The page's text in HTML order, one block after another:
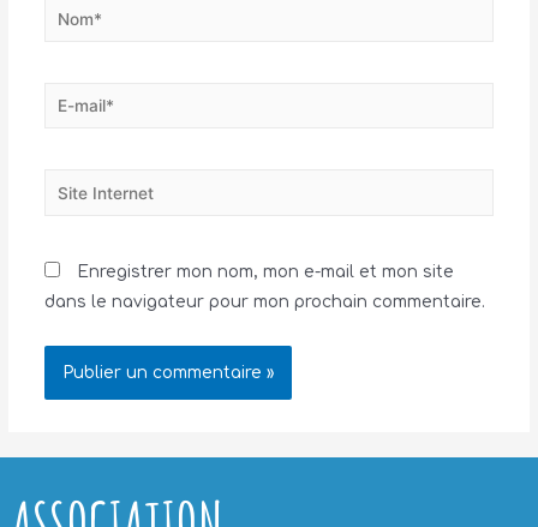
Enregistrer mon nom, mon e-mail et mon site
dans le navigateur pour mon prochain commentaire.